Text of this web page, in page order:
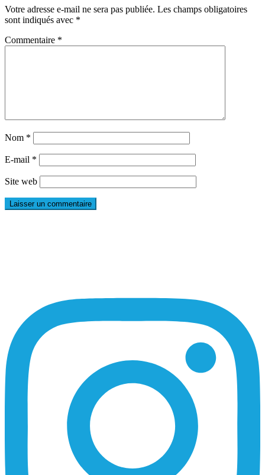
Votre adresse e-mail ne sera pas publiée. Les champs obligatoires
sont indiqués avec *
Commentaire *
Nom *
E-mail *
Site web